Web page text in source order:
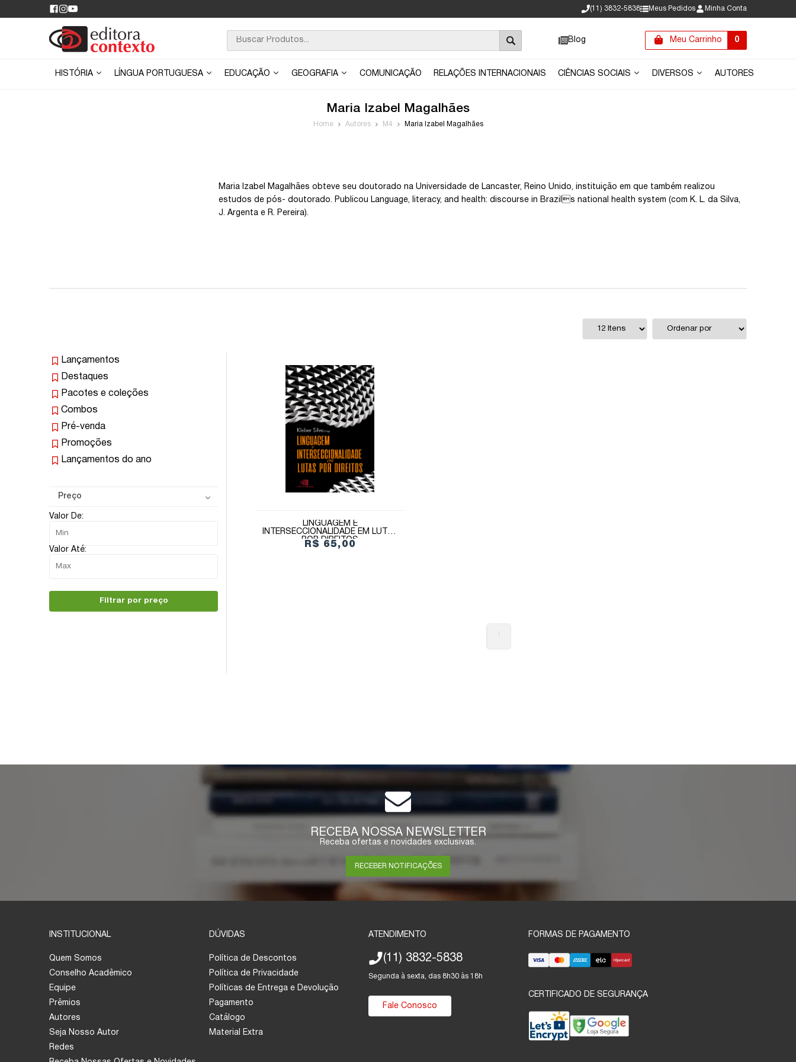
(11) 3832-5838 Meus Pedidos Minha Conta
Blog Meu Carrinho 0
HISTÓRIA LÍNGUA PORTUGUESA EDUCAÇÃO GEOGRAFIA COMUNICAÇÃO RELAÇÕES INTERNACIONAIS CIÊNCIAS SOCIAIS DIVERSOS AUTORES
Maria Izabel Magalhães
Home Autores M4 Maria Izabel Magalhães
Maria Izabel Magalhães obteve seu doutorado na Universidade de Lancaster, Reino Unido, instituição em que também realizou
estudos de pós- doutorado. Publicou Language, literacy, and health: discourse in Brazils national health system (com K. L. da Silva,
J. Argenta e R. Pereira).
Lançamentos
Destaques
Pacotes e coleções
Combos
Pré-venda
Promoções
Lançamentos do ano
Preço
Valor De:
Valor Até:
Filtrar por preço
LINGUAGEM E
INTERSECCIONALIDADE EM LUTAS
POR DIREITOS
R$ 65,00
RECEBA NOSSA NEWSLETTER
Receba ofertas e novidades exclusivas.
RECEBER NOTIFICAÇÕES
INSTITUCIONAL
Quem Somos
Conselho Acadêmico
Equipe
Prêmios
Autores
Seja Nosso Autor
Redes
DÚVIDAS
Política de Descontos
Política de Privacidade
Políticas de Entrega e Devolução
Pagamento
Catálogo
Material Extra
ATENDIMENTO
(11) 3832-5838
Segunda à sexta, das 8h30 às 18h
Fale Conosco
FORMAS DE PAGAMENTO
CERTIFICADO DE SEGURANÇA